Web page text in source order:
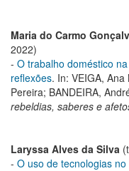
Maria do Carmo
2022)
- O trabalho doméstico
reflexões. In: VEIGA, Ana
Pereira; BANDEIRA,
rebeldias, saberes e
Laryssa Alves da Silva
- O uso de tecnologias